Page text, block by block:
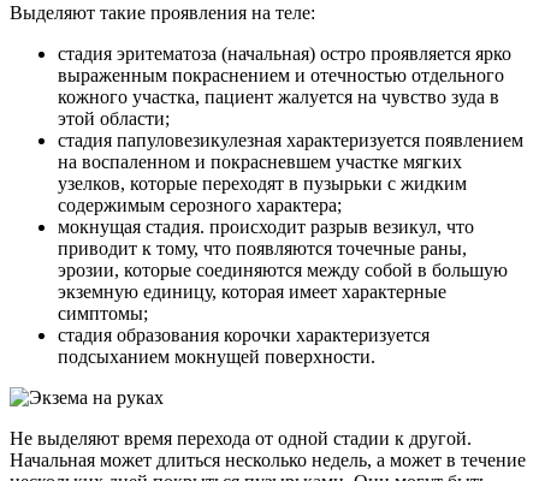
Выделяют такие проявления на теле:
стадия эритематоза (начальная) остро проявляется ярко
выраженным покраснением и отечностью отдельного
кожного участка, пациент жалуется на чувство зуда в
этой области;
стадия папуловезикулезная характеризуется появлением
на воспаленном и покрасневшем участке мягких
узелков, которые переходят в пузырьки с жидким
содержимым серозного характера;
мокнущая стадия. происходит разрыв везикул, что
приводит к тому, что появляются точечные раны,
эрозии, которые соединяются между собой в большую
экземную единицу, которая имеет характерные
симптомы;
стадия образования корочки характеризуется
подсыханием мокнущей поверхности.
Не выделяют время перехода от одной стадии к другой.
Начальная может длиться несколько недель, а может в течение